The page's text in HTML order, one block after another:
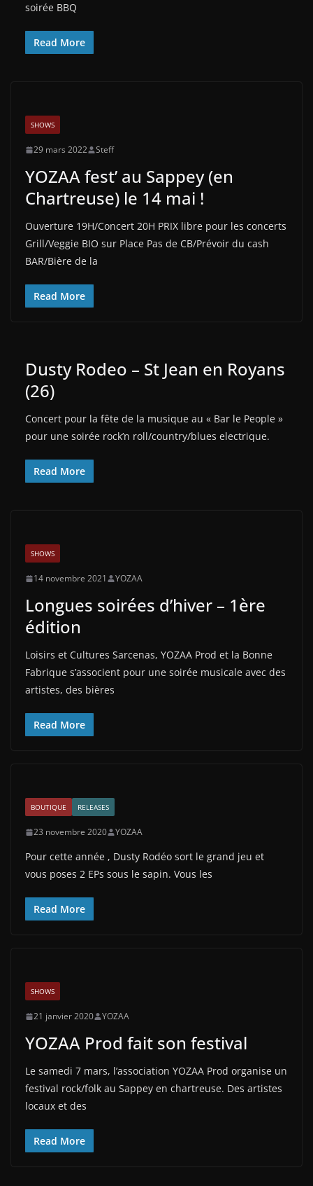
soirée BBQ
Read More
SHOWS
29 mars 2022 Steff
YOZAA fest’ au Sappey (en
Chartreuse) le 14 mai !
Ouverture 19H/Concert 20H PRIX libre pour les concerts
Grill/Veggie BIO sur Place Pas de CB/Prévoir du cash
BAR/Bière de la
Read More
Dusty Rodeo – St Jean en Royans
(26)
Concert pour la fête de la musique au « Bar le People »
pour une soirée rock’n roll/country/blues electrique.
Read More
SHOWS
14 novembre 2021 YOZAA
Longues soirées d’hiver – 1ère
édition
Loisirs et Cultures Sarcenas, YOZAA Prod et la Bonne
Fabrique s’associent pour une soirée musicale avec des
artistes, des bières
Read More
BOUTIQUE RELEASES
23 novembre 2020 YOZAA
Pour cette année , Dusty Rodéo sort le grand jeu et
vous poses 2 EPs sous le sapin. Vous les
Read More
SHOWS
21 janvier 2020 YOZAA
YOZAA Prod fait son festival
Le samedi 7 mars, l’association YOZAA Prod organise un
festival rock/folk au Sappey en chartreuse. Des artistes
locaux et des
Read More